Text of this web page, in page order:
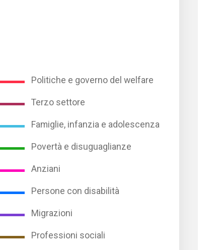
Politiche e governo del welfare
Terzo settore
Famiglie, infanzia e adolescenza
Povertà e disuguaglianze
Anziani
Persone con disabilità
Migrazioni
Professioni sociali